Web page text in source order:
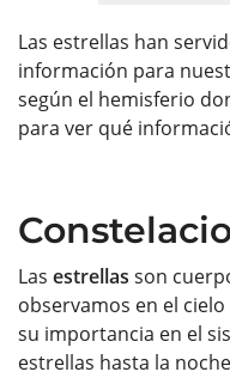
Las estrellas han
información para
según el hemisferio
para ver qué
Las estrellas son
observamos en el
su importancia en el
estrellas hasta la